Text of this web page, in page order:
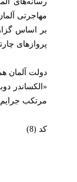
مهاجرتی
بر اساس
پروازهای
دولت آلمان
«الکساندر
مرتکب جرایم
کد (8)